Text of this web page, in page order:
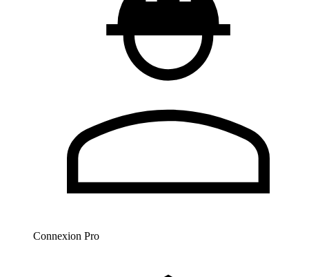
Connexion Pro